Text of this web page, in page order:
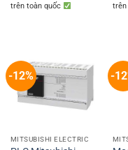
trên toàn quốc
trên
-12%
MITSUBISHI ELECTRIC
-